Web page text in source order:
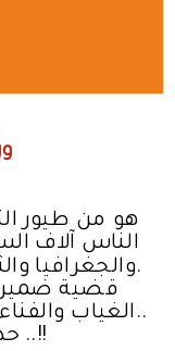
هو من طيور
الناس آلاف
والجغرافيا والثقافة الفلسطينية والعالمية.
قضية ضمير
الغياب والفناء. أمام ضمير لم يستيقض بعد..
حدار من الغضب الآتي ..!!